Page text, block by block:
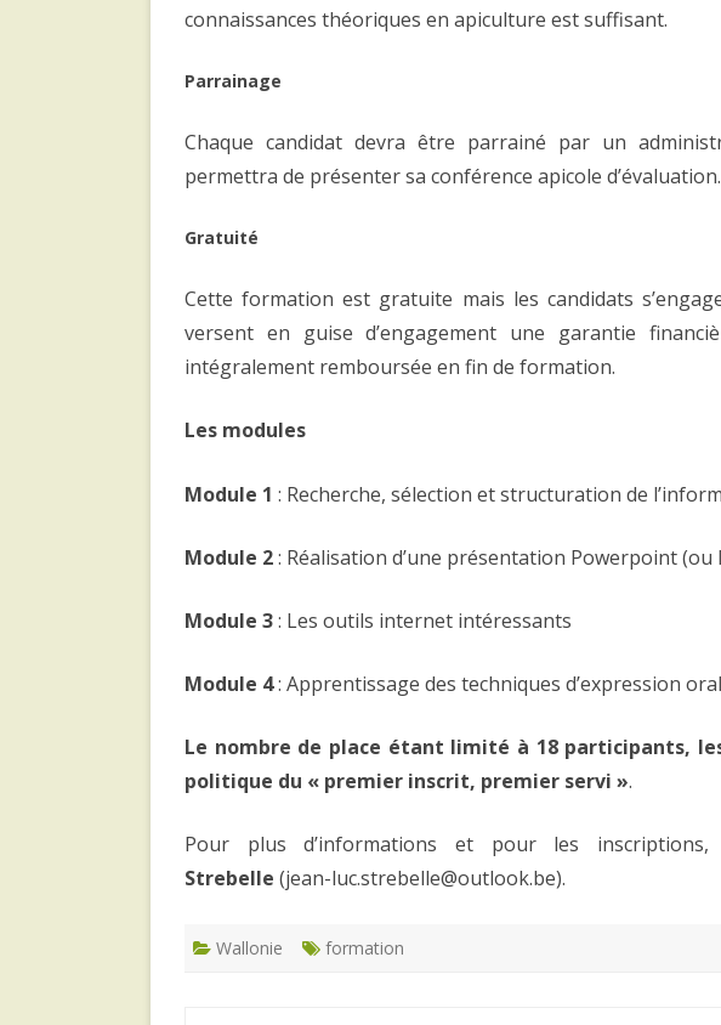
connaissances théoriques en apiculture est suffisant.
Parrainage
Chaque candidat devra être parrainé par un
permettra de présenter sa conférence apicole d’évaluation.
Gratuité
Cette formation est gratuite mais les candidats
versent en guise d’engagement une garantie
intégralement remboursée en fin de formation.
Les modules
Module 1 : Recherche, sélection et structuration de
Module 2: Réalisation d’une présentation Powerpoint (ou
Module 3: Les outils internet intéressants
Module 4: Apprentissage des techniques d’expression
Le nombre de place étant limité à 18 participants,
politique du « premier inscrit, premier servi ».
Pour plus d’informations et pour les
Strebelle (jean-luc.strebelle@outlook.be).
Wallonie formation